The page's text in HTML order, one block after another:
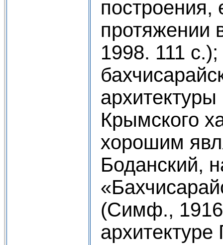
построения,
протяжении
1998. 111
Крымского
хорошим
Боданский,
(Симф.,
архитектуре